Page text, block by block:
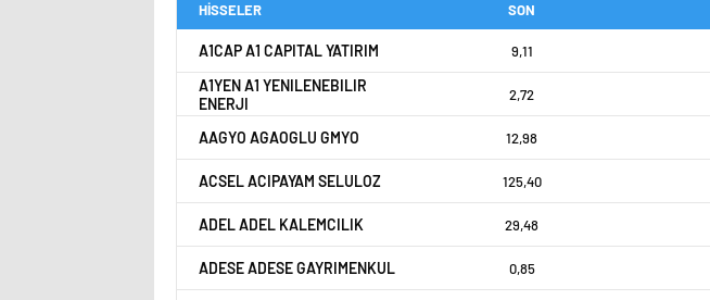
HİSSELER SON
A1CAP A1 CAPITAL YATIRIM 9,11
A1YEN A1 YENILENEBILIR
ENERJI
2,72
AAGYO AGAOGLU GMYO 12,98
ACSEL ACIPAYAM SELULOZ 125,40
ADEL ADEL KALEMCILIK 29,48
ADESE ADESE GAYRIMENKUL 0,85